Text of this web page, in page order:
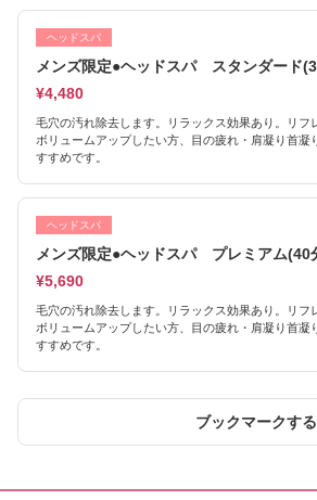
ヘッドスパ
メンズ限定●ヘッドスパ スタンダード
¥4,480
毛穴の汚れ除去します。リラックス効果あり。リフ
ボリュームアップしたい方、目の疲れ・肩凝り首凝
すすめです。
ヘッドスパ
メンズ限定●ヘッドスパ プレミアム(40
¥5,690
毛穴の汚れ除去します。リラックス効果あり。リフ
ボリュームアップしたい方、目の疲れ・肩凝り首凝
すすめです。
ブックマークする